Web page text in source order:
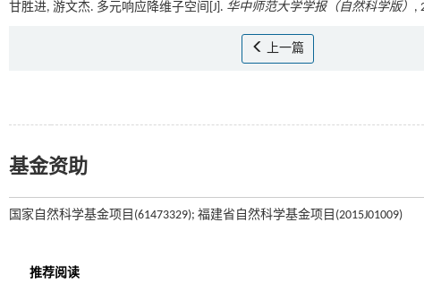
甘胜进, 游文杰. 多元响应降维子空间[J]. 华中师范大学学报（自然科学版） ,
上一篇
基金资助
国家自然科学基金项目(61473329); 福建省自然科学基金项目(2015J01009)